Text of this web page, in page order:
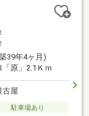
39年4ヶ月)
「原」2.1Ｋｍ
古屋
駐車場あり